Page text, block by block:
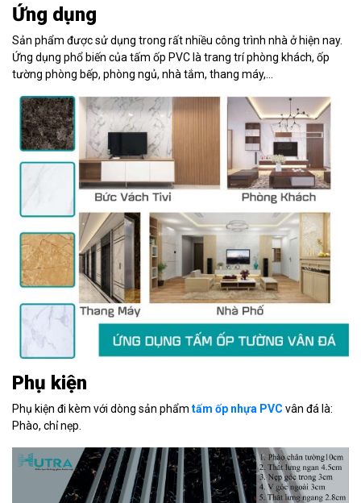
Ứng dụng
Sản phẩm được sử dụng trong rất nhiều công trình nhà ở hiện nay.
Ứng dụng phổ biến của tấm ốp PVC là trang trí phòng khách, ốp
tường phòng bếp, phòng ngủ, nhà tắm, thang máy,…
Phụ kiện
Phụ kiện đi kèm với dòng sản phẩm tấm ốp nhựa PVC vân đá là:
Phào, chỉ nẹp.